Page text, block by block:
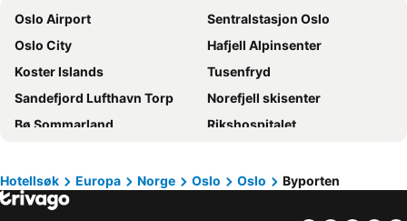
Smarthotel Oslo
Comfort Hotel Xpress Central Station
K7 Hotel Oslo
Comfort Hotel Karl Johan
Thon Hotel Oslofjord
Scandic St Olavs Plass
Quality Hotel 33
MediInn Hotel Oslo
Comfort Hotel Grand Central
Thon Hotel Opera
Sommerro
Scandic Holberg
Hotell Bondeheimen
Oslo Airport
Sentralstasjon Oslo
Oslo City
Hafjell Alpinsenter
Koster Islands
Tusenfryd
Sandefjord Lufthavn Torp
Norefjell skisenter
Bø Sommarland
Rikshospitalet
Hunderfossen
Gardermoen
Grünerløkka
Hotellsøk Europa Norge Oslo Oslo Byporten